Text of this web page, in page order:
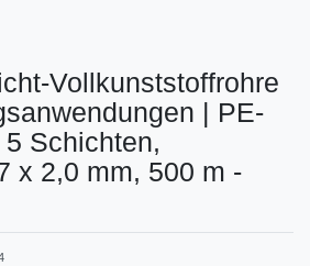
Vollkunststoffrohre
| PE-
Schichten,
x 2,0 mm, 500 m -